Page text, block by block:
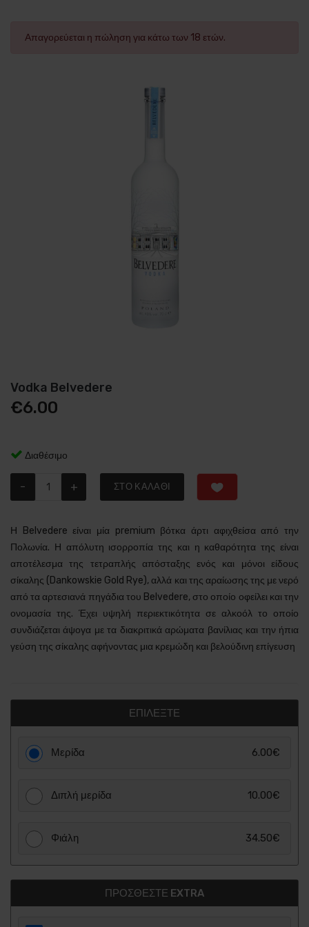
Απαγορεύεται η πώληση για κάτω των 18 ετών.
Vodka Belvedere
€6.00
Διαθέσιμο
- + ΣΤΟ ΚΑΛΆΘΙ
Η Belvedere είναι μία premium βότκα άρτι αφιχθείσα από την
Πολωνία. Η απόλυτη ισορροπία της και η καθαρότητα της είναι
αποτέλεσμα της τετραπλής απόσταξης ενός και μόνοι είδους
σίκαλης (Dankowskie Gold Rye), αλλά και της αραίωσης της με νερό
από τα αρτεσιανά πηγάδια του Belvedere, στο οποίο οφείλει και την
ονομασία της. Έχει υψηλή περιεκτικότητα σε αλκοόλ το οποίο
συνδιάζεται άψογα με τα διακριτικά αρώματα βανίλιας και την ήπια
γεύση της σίκαλης αφήνοντας μια κρεμώδη και βελούδινη επίγευση
ΕΠΙΛΈΞΤΕ
Μερίδα 6.00€
Διπλή μερίδα 10.00€
Φιάλη 34.50€
ΠΡΟΣΘΈΣΤΕ EXTRA